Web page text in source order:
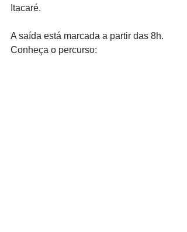
Itacaré.
A saída está marcada a partir das 8h.
Conheça o percurso: